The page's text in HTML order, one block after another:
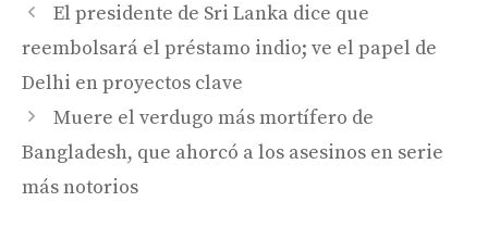
El presidente de Sri Lanka dice que
reembolsará el préstamo indio; ve el papel de
Delhi en proyectos clave
Muere el verdugo más mortífero de
Bangladesh, que ahorcó a los asesinos en serie
más notorios